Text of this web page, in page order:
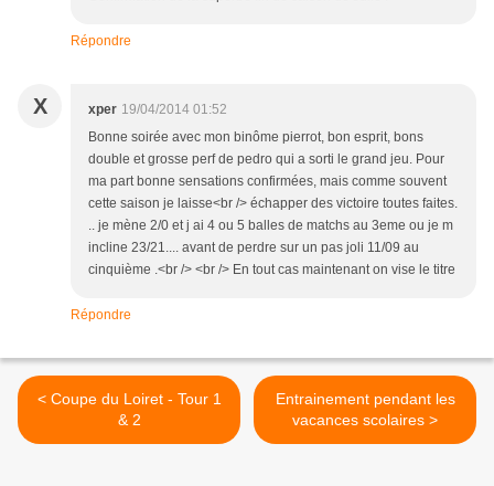
Répondre
X xper 19/04/2014 01:52
Bonne soirée avec mon binôme pierrot, bon esprit, bons
double et grosse perf de pedro qui a sorti le grand jeu. Pour
ma part bonne sensations confirmées, mais comme souvent
cette saison je laisse<br /> échapper des victoire toutes faites.
.. je mène 2/0 et j ai 4 ou 5 balles de matchs au 3eme ou je m
incline 23/21.... avant de perdre sur un pas joli 11/09 au
cinquième .<br /> <br /> En tout cas maintenant on vise le titre
Répondre
< Coupe du Loiret - Tour 1
& 2
Entrainement pendant les
vacances scolaires >